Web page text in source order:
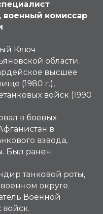
военный комиссар
Ключ
области.
высшее
(1980 г.),
войск (1990
в боевых
в
взвода,
Был ранен.
танковой роты,
округе.
Военной